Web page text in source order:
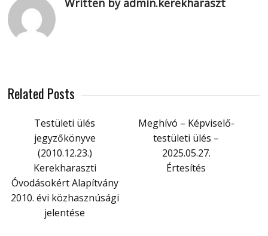
Written by admin.kerekharaszt
Related Posts
Testületi ülés
jegyzőkönyve
(2010.12.23.)
Meghívó – Képviselő-
testületi ülés –
2025.05.27.
Kerekharaszti
Óvodásokért Alapítvány
2010. évi közhasznúsági
jelentése
Értesítés